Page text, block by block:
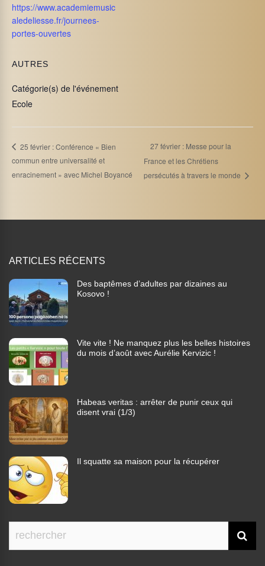
https://www.academiemusic
aledeliesse.fr/journees-
portes-ouvertes
AUTRES
Catégorie(s) de l'événement
Ecole
25 février : Conférence « Bien
commun entre universalité et
enracinement » avec Michel Boyancé
27 février : Messe pour la
France et les Chrétiens
persécutés à travers le monde
ARTICLES RÉCENTS
Des baptêmes d’adultes par dizaines au
Kosovo !
Vite vite ! Ne manquez plus les belles histoires
du mois d’août avec Aurélie Kervizic !
Habeas veritas : arrêter de punir ceux qui
disent vrai (1/3)
Il squatte sa maison pour la récupérer